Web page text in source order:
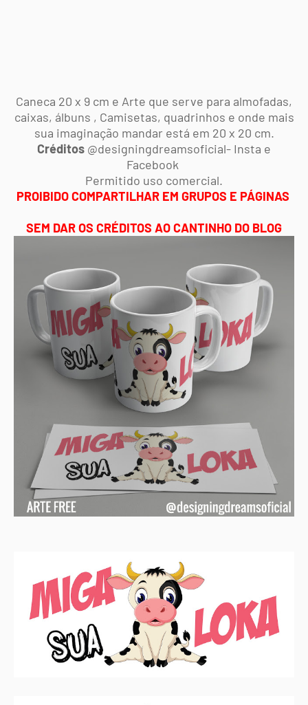
Caneca 20 x 9 cm e Arte que serve para almofadas,
caixas, álbuns , Camisetas, quadrinhos e onde mais
sua imaginação mandar está em 20 x 20 cm.
Créditos @designingdreamsoficial- Insta e
Facebook
Permitido uso comercial.
PROIBIDO COMPARTILHAR EM GRUPOS E PÁGINAS
SEM DAR OS CRÉDITOS AO CANTINHO DO BLOG